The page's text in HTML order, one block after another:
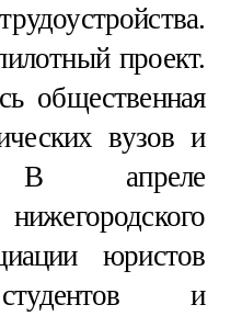
проект.
общественная
вузов и
В апреле
юристов
и